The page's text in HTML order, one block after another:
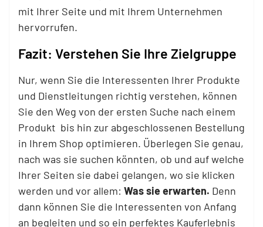
mit Ihrer Seite und mit Ihrem Unternehmen
hervorrufen.
Fazit: Verstehen Sie Ihre Zielgruppe
Nur, wenn Sie die Interessenten Ihrer Produkte
und Dienstleitungen richtig verstehen, können
Sie den Weg von der ersten Suche nach einem
Produkt bis hin zur abgeschlossenen Bestellung
in Ihrem Shop optimieren. Überlegen Sie genau,
nach was sie suchen könnten, ob und auf welche
Ihrer Seiten sie dabei gelangen, wo sie klicken
werden und vor allem: Was sie erwarten. Denn
dann können Sie die Interessenten von Anfang
an begleiten und so ein perfektes Kauferlebnis